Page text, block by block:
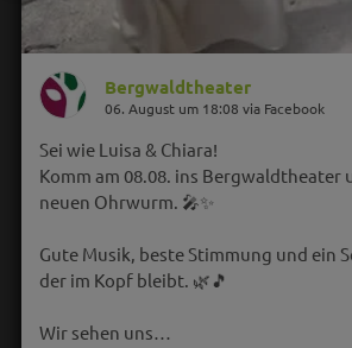
Bergwaldtheater
06. August um 18:08 via Facebook
Sei wie Luisa & Chiara!
Komm am 08.08. ins Bergwaldtheater
neuen Ohrwurm. 🎤✨
Gute Musik, beste Stimmung und ein
der im Kopf bleibt. 🌿🎵
Wir sehen uns…